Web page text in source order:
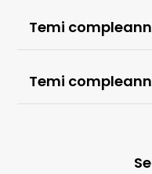
Temi
Temi